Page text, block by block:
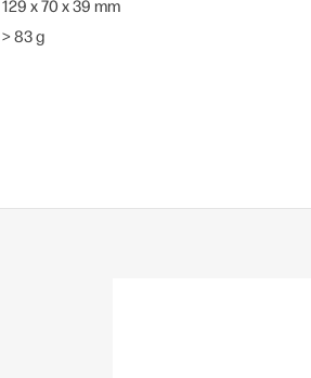
129 x 70 x 39 mm
> 83 g